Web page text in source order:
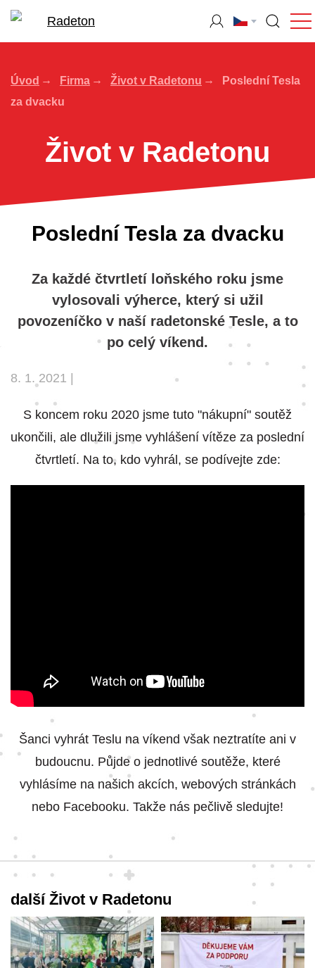
Úvod Firma Život v Radetonu
Poslední Tesla
za dvacku
Život v Radetonu
Poslední Tesla za dvacku
Za každé čtvrtletí loňského roku jsme
vylosovali výherce, který si užil
povozeníčko v naší radetonské Tesle, a to
po celý víkend.
8. 1. 2021 |
S koncem roku 2020 jsme tuto "nákupní" soutěž
ukončili, ale dlužili jsme vyhlášení vítěze za poslední
čtvrtletí. Na to, kdo vyhrál, se podívejte zde:
Šanci vyhrát Teslu na víkend však neztratíte ani v
budoucnu. Půjde o jednotlivé soutěže, které
vyhlásíme na našich akcích, webových stránkách
nebo Facebooku. Takže nás pečlivě sledujte!
další Život v Radetonu